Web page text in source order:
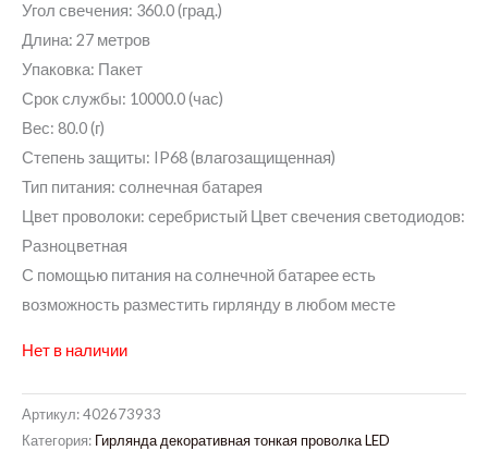
Угол свечения: 360.0 (град.)
Длина: 27 метров
Упаковка: Пакет
Срок службы: 10000.0 (час)
Вес: 80.0 (г)
Степень защиты: IP68 (влагозащищенная)
Тип питания: солнечная батарея
Цвет проволоки: серебристый Цвет свечения светодиодов:
Разноцветная
С помощью питания на солнечной батарее есть
возможность разместить гирлянду в любом месте
Нет в наличии
Артикул:402673933
Категория: Гирлянда декоративная тонкая проволка LED